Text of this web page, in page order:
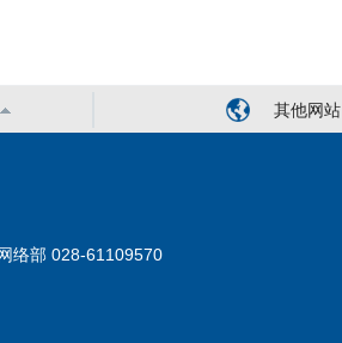
其他网站
络部 028-61109570